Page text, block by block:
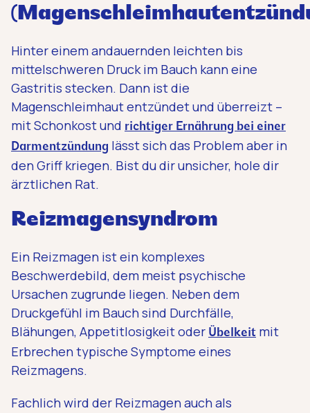
Hinter einem andauernden leichten bis
mittelschweren Druck im Bauch kann eine
Gastritis stecken. Dann ist die
Magenschleimhaut entzündet und überreizt –
mit Schonkost und richtiger Ernährung bei einer
Darmentzündung lässt sich das Problem aber in
den Griff kriegen. Bist du dir unsicher, hole dir
ärztlichen Rat.
Reizmagensyndrom
Ein Reizmagen ist ein komplexes
Beschwerdebild, dem meist psychische
Ursachen zugrunde liegen. Neben dem
Druckgefühl im Bauch sind Durchfälle,
Blähungen, Appetitlosigkeit oder Übelkeit mit
Erbrechen typische Symptome eines
Reizmagens.
Fachlich wird der Reizmagen auch als